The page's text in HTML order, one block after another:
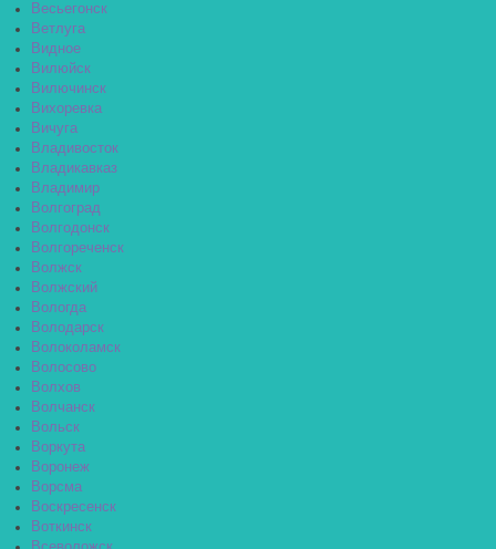
Весьегонск
Ветлуга
Видное
Вилюйск
Вилючинск
Вихоревка
Вичуга
Владивосток
Владикавказ
Владимир
Волгоград
Волгодонск
Волгореченск
Волжск
Волжский
Вологда
Володарск
Волоколамск
Волосово
Волхов
Волчанск
Вольск
Воркута
Воронеж
Ворсма
Воскресенск
Воткинск